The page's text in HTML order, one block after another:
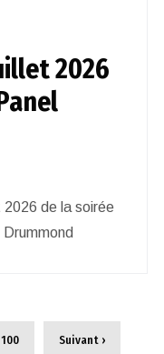
2026
2026 de la soirée
100 Suivant ›